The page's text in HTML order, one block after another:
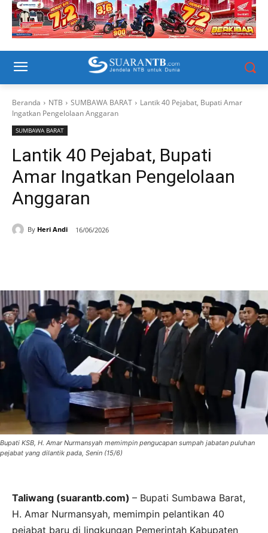
Beranda NTB SUMBAWA BARAT
Lantik 40 Pejabat, Bupati Amar
Ingatkan Pengelolaan Anggaran
SUMBAWA BARAT
Lantik 40 Pejabat, Bupati
Amar Ingatkan Pengelolaan
Anggaran
By Heri Andi 16/06/2026
Bupati KSB, H. Amar Nurmansyah memimpin pengucapan sumpah jabatan puluhan
pejabat yang dilantik pada, Senin (15/6)
Taliwang (suarantb.com) – Bupati Sumbawa Barat,
H. Amar Nurmansyah, memimpin pelantikan 40
pejabat baru di lingkungan Pemerintah Kabupaten